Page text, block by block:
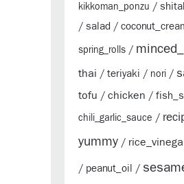
kikkoman_ponzu /
/ salad /
spring_rolls /
thai / teriyaki / nori /
tofu / chicken /
chili_garlic_sauce /
yummy /
/ peanut_oil /